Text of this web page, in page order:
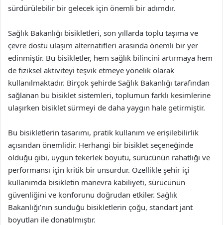
sürdürülebilir bir gelecek için önemli bir adımdır.
Sağlık Bakanlığı bisikletleri, son yıllarda toplu taşıma ve
çevre dostu ulaşım alternatifleri arasında önemli bir yer
edinmiştir. Bu bisikletler, hem sağlık bilincini artırmaya hem
de fiziksel aktiviteyi teşvik etmeye yönelik olarak
kullanılmaktadır. Birçok şehirde Sağlık Bakanlığı tarafından
sağlanan bu bisiklet sistemleri, toplumun farklı kesimlerine
ulaşırken bisiklet sürmeyi de daha yaygın hale getirmiştir.
Bu bisikletlerin tasarımı, pratik kullanım ve erişilebilirlik
açısından önemlidir. Herhangi bir bisiklet seçeneğinde
olduğu gibi, uygun tekerlek boyutu, sürücünün rahatlığı ve
performansı için kritik bir unsurdur. Özellikle şehir içi
kullanımda bisikletin manevra kabiliyeti, sürücünün
güvenliğini ve konforunu doğrudan etkiler. Sağlık
Bakanlığı’nın sunduğu bisikletlerin çoğu, standart jant
boyutları ile donatılmıştır.